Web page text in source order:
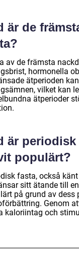
är de
av de främsta
hormonella
ätperioden
vilket kan
ätperioder
är
populärt?
fasta, också
sitt ätande till
på grund av
Genom
kaloriintag och